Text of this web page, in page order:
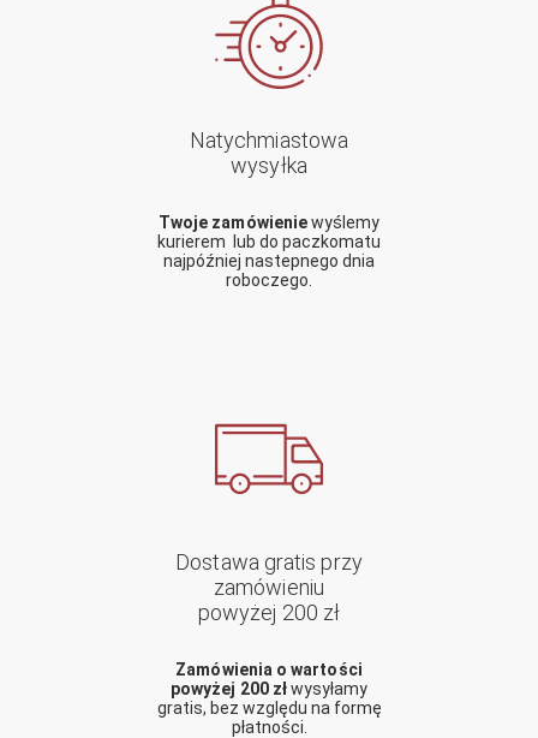
Natychmiastowa
wysyłka
Twoje zamówieniewyślemy
kurierem lub do paczkomatu
najpóźniej nastepnego dnia
roboczego.
Dostawa gratis przy
zamówieniu
powyżej 200 zł
Zamówienia o wartości
powyżej 200 złwysyłamy
gratis, bez względu na formę
płatności.